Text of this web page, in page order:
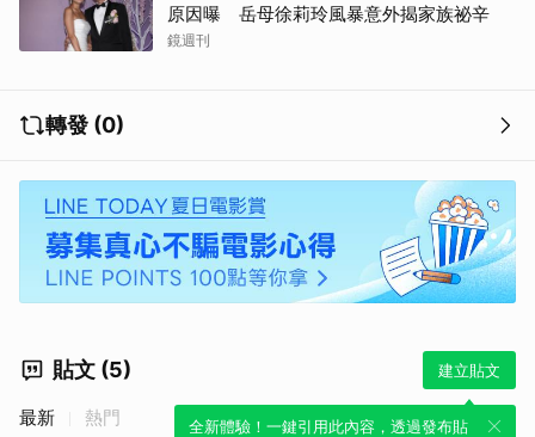
原因曝 岳母徐莉玲風暴意外揭家族祕辛
鏡週刊
轉發 (0)
貼文 (5) 建立貼文
全新體驗！一鍵引用此內容，透過發布貼
最新 熱門